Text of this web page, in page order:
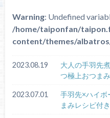
Warning: Undefined
/home/taiponfan/
content/themes/
2023.08.19
大人の手羽先
つ極上おつまみ
2023.07.01
手羽先×ハイボ
まみレシピ付